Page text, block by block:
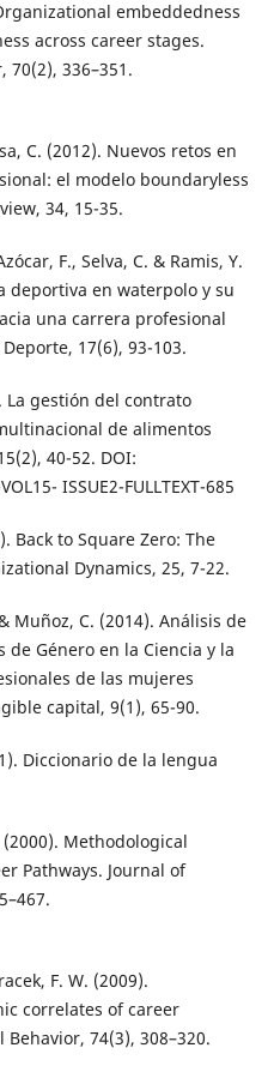
embeddedness
across career stages.
70(2), 336–351.
C. (2012). Nuevos retos en
el modelo boundaryless
34, 15-35.
F., Selva, C. & Ramis, Y.
deportiva en waterpolo y su
una carrera profesional
17(6), 93-103.
La gestión del contrato
de alimentos
40-52. DOI:
ISSUE2-FULLTEXT-685
Back to Square Zero: The
Dynamics, 25, 7-22.
Muñoz, C. (2014). Análisis de
Género en la Ciencia y la
de las mujeres
capital, 9(1), 65-90.
Diccionario de la lengua
(2000). Methodological
Pathways. Journal of
F. W. (2009).
correlates of career
74(3), 308–320.